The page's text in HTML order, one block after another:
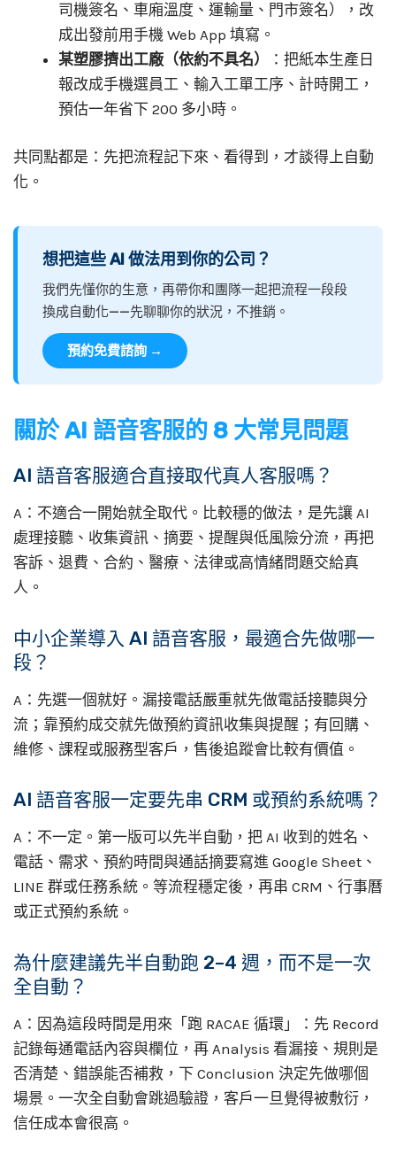
司機簽名、車廂溫度、運輸量、門市簽名），改
成出發前用手機 Web App 填寫。
某塑膠擠出工廠（依約不具名）
：把紙本生產日
報改成手機選員工、輸入工單工序、計時開工，
預估一年省下 200 多小時。
共同點都是：先把流程記下來、看得到，才談得上自動
化。
想把這些 AI 做法用到你的公司？
我們先懂你的生意，再帶你和團隊一起把流程一段段
換成自動化——先聊聊你的狀況，不推銷。
預約免費諮詢 →
關於 AI 語音客服的 8 大常見問題
AI 語音客服適合直接取代真人客服嗎？
A：不適合一開始就全取代。比較穩的做法，是先讓 AI
處理接聽、收集資訊、摘要、提醒與低風險分流，再把
客訴、退費、合約、醫療、法律或高情緒問題交給真
人。
中小企業導入 AI 語音客服，最適合先做哪一
段？
A：先選一個就好。漏接電話嚴重就先做電話接聽與分
流；靠預約成交就先做預約資訊收集與提醒；有回購、
維修、課程或服務型客戶，售後追蹤會比較有價值。
AI 語音客服一定要先串 CRM 或預約系統嗎？
A：不一定。第一版可以先半自動，把 AI 收到的姓名、
電話、需求、預約時間與通話摘要寫進 Google Sheet、
LINE 群或任務系統。等流程穩定後，再串 CRM、行事曆
或正式預約系統。
為什麼建議先半自動跑 2–4 週，而不是一次
全自動？
A：因為這段時間是用來「跑 RACAE 循環」：先 Record
記錄每通電話內容與欄位，再 Analysis 看漏接、規則是
否清楚、錯誤能否補救，下 Conclusion 決定先做哪個
場景。一次全自動會跳過驗證，客戶一旦覺得被敷衍，
信任成本會很高。